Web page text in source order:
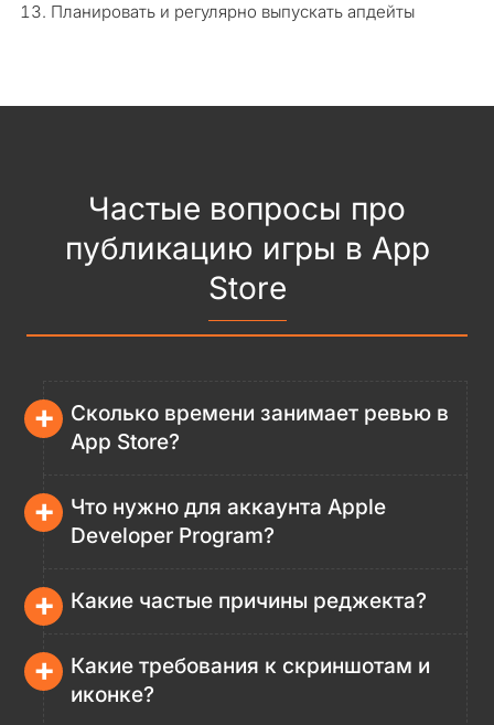
Планировать и регулярно выпускать апдейты
Частые вопросы про
публикацию игры в App
Store
+
Сколько времени занимает ревью в
App Store?
+
Что нужно для аккаунта Apple
Developer Program?
+ Какие частые причины реджекта?
+
Какие требования к скриншотам и
иконке?